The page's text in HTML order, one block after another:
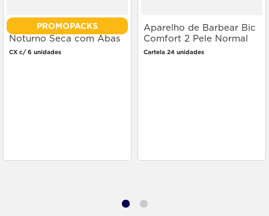
PROMOPACKS
Absorvente Always
Noturno Seca com Abas
Leve Mais Pague Menos
CX c/ 6 unidades
Aparelho de Barbear Bic
Comfort 2 Pele Normal
Cartela 24 unidades
Cartela 24 unidades